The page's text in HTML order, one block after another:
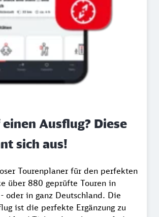
Ausflug? Diese
sich aus!
Tourenplaner für den perfekten
über 880 geprüfte Touren in
oder in ganz Deutschland. Die
ist die perfekte Ergänzung zu